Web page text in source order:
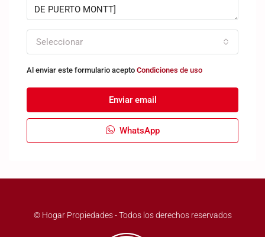
Seleccionar
Al enviar este formulario acepto Condiciones de uso
Enviar email
WhatsApp
© Hogar Propiedades - Todos los derechos reservados